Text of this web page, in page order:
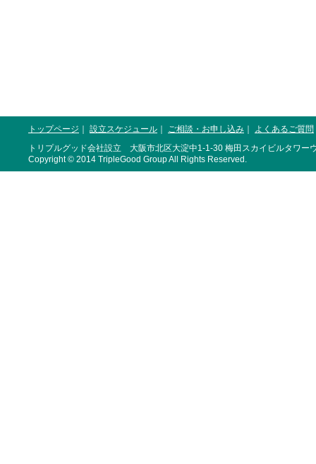
トップページ 設立スケジュール ご相談・お申し込み よくあるご質問
トリプルグッド会社設立 大阪市北区大淀中1-1-30 梅田スカイビルタワー
Copyright © 2014 TripleGood Group All Rights Reserved.